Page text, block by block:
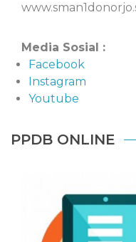
Media Sosial :
Facebook
Instagram
Youtube
PPDB ONLINE